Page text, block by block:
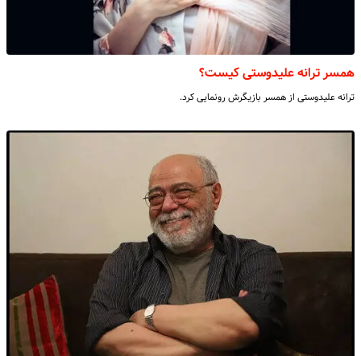
همسر ترانه علیدوستی کیست؟
ترانه علیدوستی از همسر بازیگرش رونمایی کرد.